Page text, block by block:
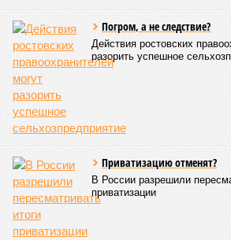
своё.
Цифры
По данным за 2025 год, лидером по
продолжительности жизни из всех
Княжество Монако. В общем-то,
клочка суши. Но второе место
оказывается, за Гонконгом. Если в
большинство доживают до 87 лет, то
85 с копейками. «Бронза» за Японией
Далее следуют Южная Корея,